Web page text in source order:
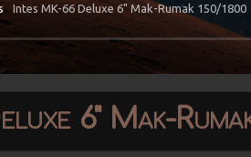
Intes MK-66 Deluxe 6" Mak-Rumak 150/1800
6" Mak-